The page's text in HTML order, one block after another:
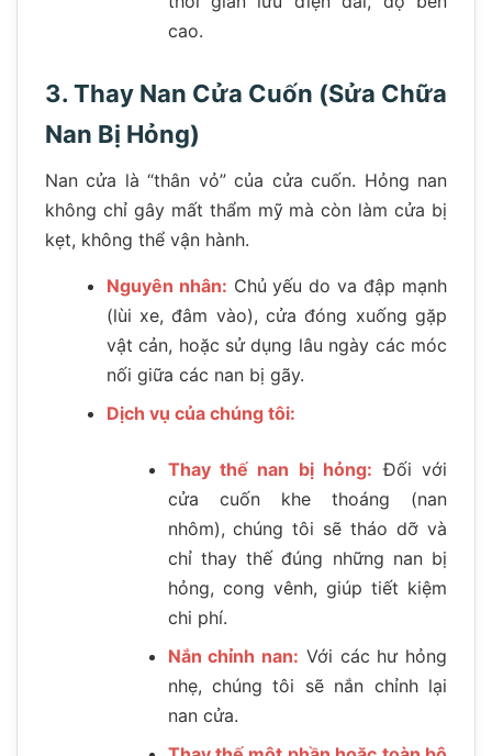
cao.
3. Thay Nan Cửa Cuốn (Sửa Chữa
Nan Bị Hỏng)
Nan cửa là “thân vỏ” của cửa cuốn. Hỏng nan
không chỉ gây mất thẩm mỹ mà còn làm cửa bị
kẹt, không thể vận hành.
Nguyên nhân: Chủ yếu do va đập mạnh
(lùi xe, đâm vào), cửa đóng xuống gặp
vật cản, hoặc sử dụng lâu ngày các móc
nối giữa các nan bị gãy.
Dịch vụ của chúng tôi:
Thay thế nan bị hỏng: Đối với
cửa cuốn khe thoáng (nan
nhôm), chúng tôi sẽ tháo dỡ và
chỉ thay thế đúng những nan bị
hỏng, cong vênh, giúp tiết kiệm
chi phí.
Nắn chỉnh nan: Với các hư hỏng
nhẹ, chúng tôi sẽ nắn chỉnh lại
nan cửa.